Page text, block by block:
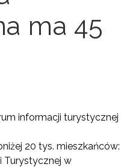
ma 45
informacji turystycznej
20 tys. mieszkańców:
Turystycznej w